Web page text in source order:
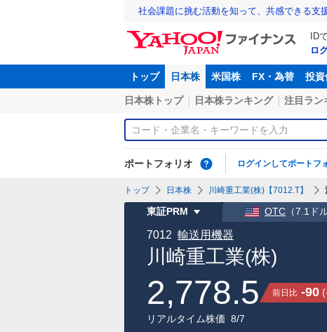
社会課題に挑む活動を知って、共感できる支
ID
ロ
トップ 日本株 米国株 FX・為替 投資
日本株トップ 日本株ランキング 注目ラン
ポートフォリオ ログインしてポートフ
トップ 日本株 川崎重工業(株)【7012.T】
東証PRM OTC （7.1ド
川崎重工業(株)
7012 輸送用機器
2,778.5 前日比 -90 (
リアルタイム株価 8/7